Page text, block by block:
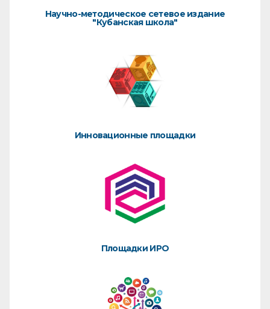
Научно-методическое сетевое издание
"Кубанская школа"
Инновационные площадки
Площадки ИРО